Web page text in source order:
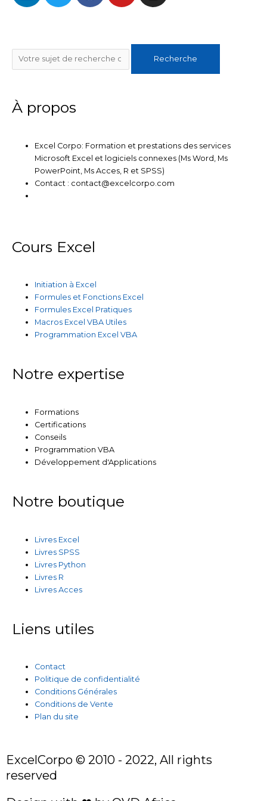
d
i
e
r
o
o
b
e
a
g
r
Rechercher
Recherche
À propos
Excel Corpo: Formation et prestations des services
Microsoft Excel et logiciels connexes (Ms Word, Ms
PowerPoint, Ms Acces, R et SPSS)
Contact : contact@excelcorpo.com
Cours Excel
Initiation à Excel
Formules et Fonctions Excel
Formules Excel Pratiques
Macros Excel VBA Utiles
Programmation Excel VBA
Notre expertise
Formations
Certifications
Conseils
Programmation VBA
Développement d'Applications
Notre boutique
Livres Excel
Livres SPSS
Livres Python
Livres R
Livres Acces
Liens utiles
Contact
Politique de confidentialité
Conditions Générales
Conditions de Vente
Plan du site
ExcelCorpo © 2010 - 2022, All rights
reserved